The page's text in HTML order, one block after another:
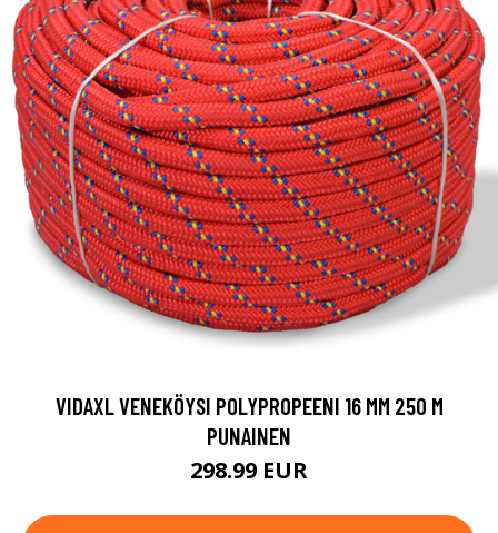
VIDAXL VENEKÖYSI POLYPROPEENI 16 MM 250 M
PUNAINEN
298.99 EUR